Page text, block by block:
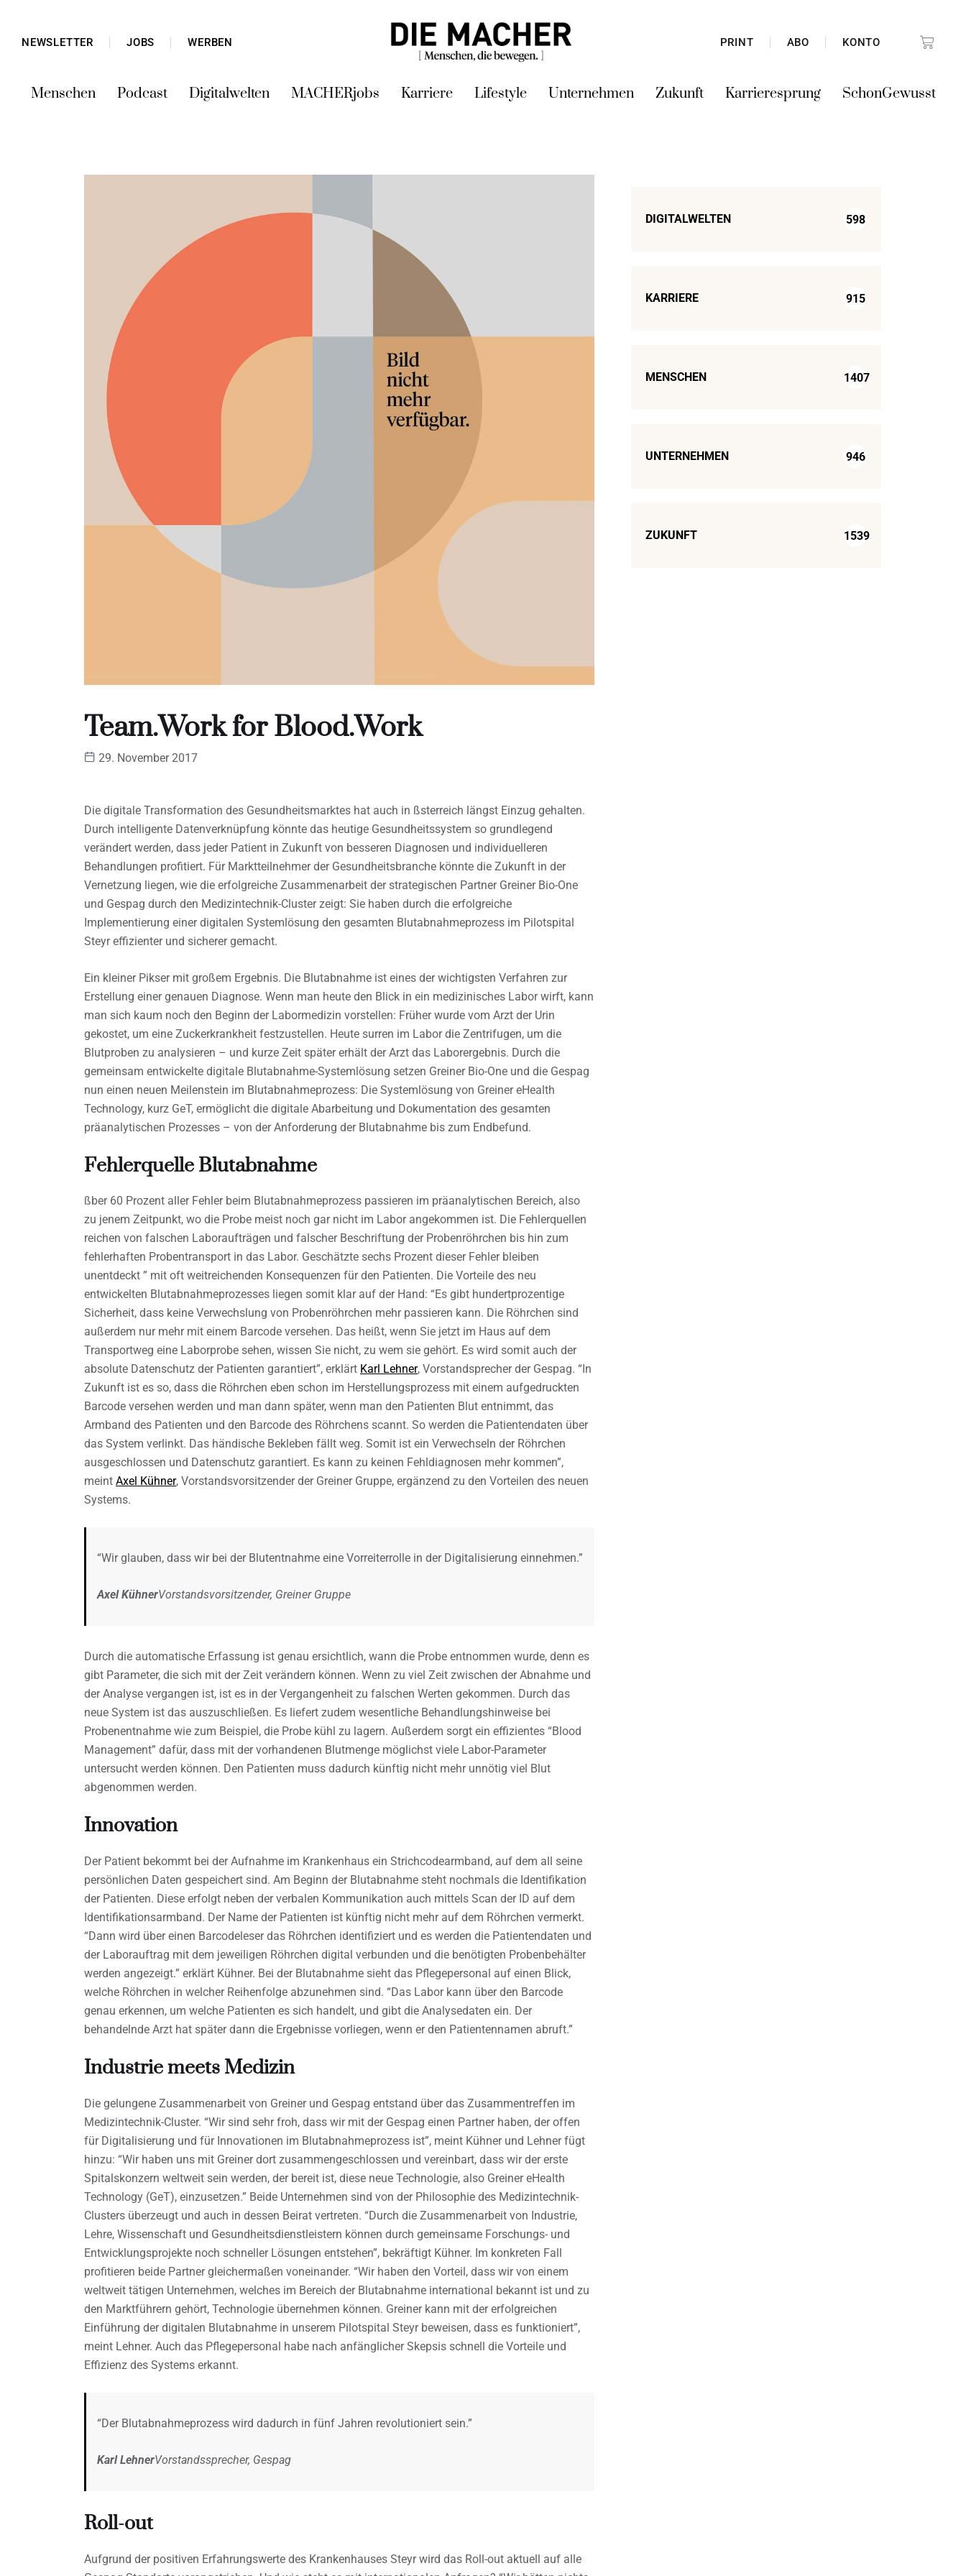
NEWSLETTER JOBS WERBEN PRINT ABO KONTO
Menschen Podcast Digitalwelten MACHERjobs Karriere Lifestyle Unternehmen Zukunft Karrieresprung SchonGewusst
Team.Work for Blood.Work
29. November 2017
Die digitale Transformation des Gesundheitsmarktes hat auch in ßsterreich längst Einzug gehalten.
Durch intelligente Datenverknüpfung könnte das heutige Gesundheitssystem so grundlegend
verändert werden, dass jeder Patient in Zukunft von besseren Diagnosen und individuelleren
Behandlungen profitiert. Für Marktteilnehmer der Gesundheitsbranche könnte die Zukunft in der
Vernetzung liegen, wie die erfolgreiche Zusammenarbeit der strategischen Partner Greiner Bio-One
und Gespag durch den Medizintechnik-Cluster zeigt: Sie haben durch die erfolgreiche
Implementierung einer digitalen Systemlösung den gesamten Blutabnahmeprozess im Pilotspital
Steyr effizienter und sicherer gemacht.
Ein kleiner Pikser mit großem Ergebnis. Die Blutabnahme ist eines der wichtigsten Verfahren zur
Erstellung einer genauen Diagnose. Wenn man heute den Blick in ein medizinisches Labor wirft, kann
man sich kaum noch den Beginn der Labormedizin vorstellen: Früher wurde vom Arzt der Urin
gekostet, um eine Zuckerkrankheit festzustellen. Heute surren im Labor die Zentrifugen, um die
Blutproben zu analysieren – und kurze Zeit später erhält der Arzt das Laborergebnis. Durch die
gemeinsam entwickelte digitale Blutabnahme-Systemlösung setzen Greiner Bio-One und die Gespag
nun einen neuen Meilenstein im Blutabnahmeprozess: Die Systemlösung von Greiner eHealth
Technology, kurz GeT, ermöglicht die digitale Abarbeitung und Dokumentation des gesamten
präanalytischen Prozesses – von der Anforderung der Blutabnahme bis zum Endbefund.
Fehlerquelle Blutabnahme
ßber 60 Prozent aller Fehler beim Blutabnahmeprozess passieren im präanalytischen Bereich, also
zu jenem Zeitpunkt, wo die Probe meist noch gar nicht im Labor angekommen ist. Die Fehlerquellen
reichen von falschen Laboraufträgen und falscher Beschriftung der Probenröhrchen bis hin zum
fehlerhaften Probentransport in das Labor. Geschätzte sechs Prozent dieser Fehler bleiben
unentdeckt ” mit oft weitreichenden Konsequenzen für den Patienten. Die Vorteile des neu
entwickelten Blutabnahmeprozesses liegen somit klar auf der Hand: “Es gibt hundertprozentige
Sicherheit, dass keine Verwechslung von Probenröhrchen mehr passieren kann. Die Röhrchen sind
außerdem nur mehr mit einem Barcode versehen. Das heißt, wenn Sie jetzt im Haus auf dem
Transportweg eine Laborprobe sehen, wissen Sie nicht, zu wem sie gehört. Es wird somit auch der
absolute Datenschutz der Patienten garantiert”, erklärt Karl Lehner, Vorstandsprecher der Gespag. “In
Zukunft ist es so, dass die Röhrchen eben schon im Herstellungsprozess mit einem aufgedruckten
Barcode versehen werden und man dann später, wenn man den Patienten Blut entnimmt, das
Armband des Patienten und den Barcode des Röhrchens scannt. So werden die Patientendaten über
das System verlinkt. Das händische Bekleben fällt weg. Somit ist ein Verwechseln der Röhrchen
ausgeschlossen und Datenschutz garantiert. Es kann zu keinen Fehldiagnosen mehr kommen”,
meint Axel Kühner, Vorstandsvorsitzender der Greiner Gruppe, ergänzend zu den Vorteilen des neuen
Systems.
“Wir glauben, dass wir bei der Blutentnahme eine Vorreiterrolle in der Digitalisierung einnehmen.”
Axel KühnerVorstandsvorsitzender, Greiner Gruppe
Durch die automatische Erfassung ist genau ersichtlich, wann die Probe entnommen wurde, denn es
gibt Parameter, die sich mit der Zeit verändern können. Wenn zu viel Zeit zwischen der Abnahme und
der Analyse vergangen ist, ist es in der Vergangenheit zu falschen Werten gekommen. Durch das
neue System ist das auszuschließen. Es liefert zudem wesentliche Behandlungshinweise bei
Probenentnahme wie zum Beispiel, die Probe kühl zu lagern. Außerdem sorgt ein effizientes “Blood
Management” dafür, dass mit der vorhandenen Blutmenge möglichst viele Labor-Parameter
untersucht werden können. Den Patienten muss dadurch künftig nicht mehr unnötig viel Blut
abgenommen werden.
Innovation
Der Patient bekommt bei der Aufnahme im Krankenhaus ein Strichcodearmband, auf dem all seine
persönlichen Daten gespeichert sind. Am Beginn der Blutabnahme steht nochmals die Identifikation
der Patienten. Diese erfolgt neben der verbalen Kommunikation auch mittels Scan der ID auf dem
Identifikationsarmband. Der Name der Patienten ist künftig nicht mehr auf dem Röhrchen vermerkt.
“Dann wird über einen Barcodeleser das Röhrchen identifiziert und es werden die Patientendaten und
der Laborauftrag mit dem jeweiligen Röhrchen digital verbunden und die benötigten Probenbehälter
werden angezeigt.” erklärt Kühner. Bei der Blutabnahme sieht das Pflegepersonal auf einen Blick,
welche Röhrchen in welcher Reihenfolge abzunehmen sind. “Das Labor kann über den Barcode
genau erkennen, um welche Patienten es sich handelt, und gibt die Analysedaten ein. Der
behandelnde Arzt hat später dann die Ergebnisse vorliegen, wenn er den Patientennamen abruft.”
Industrie meets Medizin
Die gelungene Zusammenarbeit von Greiner und Gespag entstand über das Zusammentreffen im
Medizintechnik-Cluster. “Wir sind sehr froh, dass wir mit der Gespag einen Partner haben, der offen
für Digitalisierung und für Innovationen im Blutabnahmeprozess ist”, meint Kühner und Lehner fügt
hinzu: “Wir haben uns mit Greiner dort zusammengeschlossen und vereinbart, dass wir der erste
Spitalskonzern weltweit sein werden, der bereit ist, diese neue Technologie, also Greiner eHealth
Technology (GeT), einzusetzen.” Beide Unternehmen sind von der Philosophie des Medizintechnik-
Clusters überzeugt und auch in dessen Beirat vertreten. “Durch die Zusammenarbeit von Industrie,
Lehre, Wissenschaft und Gesundheitsdienstleistern können durch gemeinsame Forschungs- und
Entwicklungsprojekte noch schneller Lösungen entstehen”, bekräftigt Kühner. Im konkreten Fall
profitieren beide Partner gleichermaßen voneinander. “Wir haben den Vorteil, dass wir von einem
weltweit tätigen Unternehmen, welches im Bereich der Blutabnahme international bekannt ist und zu
den Marktführern gehört, Technologie übernehmen können. Greiner kann mit der erfolgreichen
Einführung der digitalen Blutabnahme in unserem Pilotspital Steyr beweisen, dass es funktioniert”,
meint Lehner. Auch das Pflegepersonal habe nach anfänglicher Skepsis schnell die Vorteile und
Effizienz des Systems erkannt.
“Der Blutabnahmeprozess wird dadurch in fünf Jahren revolutioniert sein.”
Karl LehnerVorstandssprecher, Gespag
Roll-out
Aufgrund der positiven Erfahrungswerte des Krankenhauses Steyr wird das Roll-out aktuell auf alle
DIGITALWELTEN 598
KARRIERE 915
MENSCHEN 1407
UNTERNEHMEN 946
ZUKUNFT 1539